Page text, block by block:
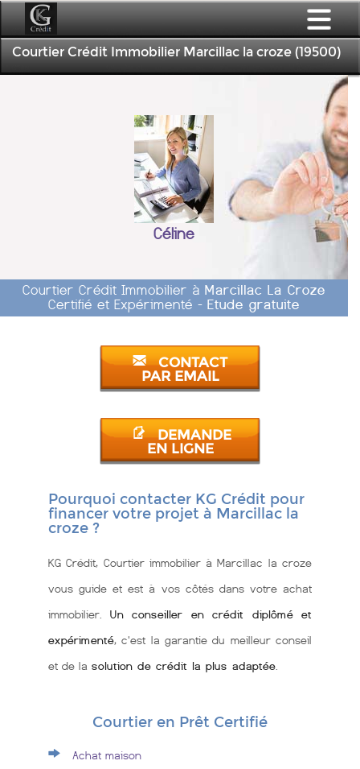
Courtier Crédit Immobilier Marcillac la croze (19500)
Céline
Courtier Crédit Immobilier à Marcillac La Croze
Certifié et Expérimenté - Etude gratuite
CONTACT
PAR EMAIL
DEMANDE
EN LIGNE
Pourquoi contacter KG Crédit pour
financer votre projet à Marcillac la
croze ?
KG Crédit, Courtier immobilier à Marcillac la croze
vous guide et est à vos côtés dans votre achat
immobilier. Un conseiller en crédit diplômé et
expérimenté, c'est la garantie du meilleur conseil
et de la solution de crédit la plus adaptée
Courtier en Prêt Certifié
Achat maison